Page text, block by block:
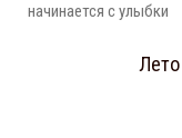
начинается с улыбки